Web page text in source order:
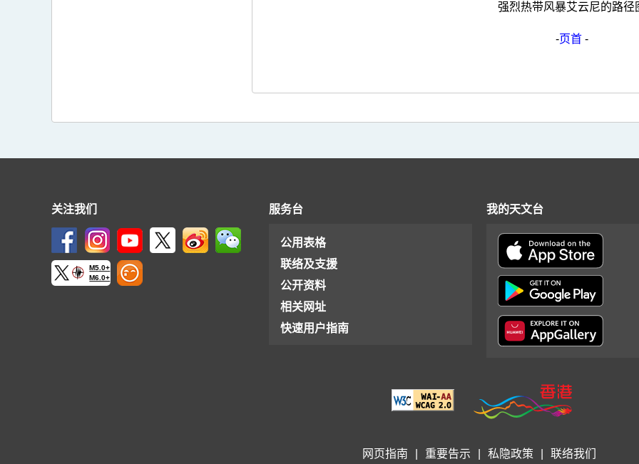
强烈热带风暴艾云尼的路径
-页首 -
关注我们
M5.0+
M6.0+
服务台
公用表格
联络及支援
公开资料
相关网址
快速用户指南
我的天文台
网页指南 重要告示 私隐政策 联络我们